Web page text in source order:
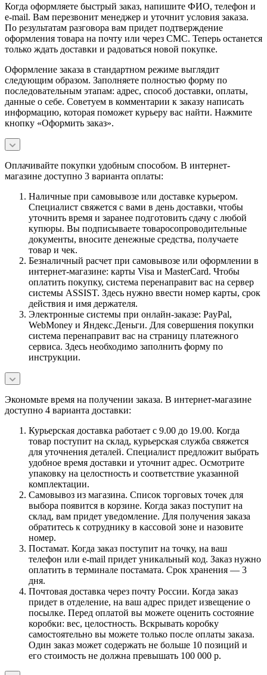
Когда оформляете быстрый заказ, напишите ФИО, телефон и
e-mail. Вам перезвонит менеджер и уточнит условия заказа.
По результатам разговора вам придет подтверждение
оформления товара на почту или через СМС. Теперь останется
только ждать доставки и радоваться новой покупке.
Оформление заказа в стандартном режиме выглядит
следующим образом. Заполняете полностью форму по
последовательным этапам: адрес, способ доставки, оплаты,
данные о себе. Советуем в комментарии к заказу написать
информацию, которая поможет курьеру вас найти. Нажмите
кнопку «Оформить заказ».
Оплачивайте покупки удобным способом. В интернет-
магазине доступно 3 варианта оплаты:
Наличные при самовывозе или доставке курьером.
Специалист свяжется с вами в день доставки, чтобы
уточнить время и заранее подготовить сдачу с любой
купюры. Вы подписываете товаросопроводительные
документы, вносите денежные средства, получаете
товар и чек.
Безналичный расчет при самовывозе или оформлении в
интернет-магазине: карты Visa и MasterCard. Чтобы
оплатить покупку, система перенаправит вас на сервер
системы ASSIST. Здесь нужно ввести номер карты, срок
действия и имя держателя.
Электронные системы при онлайн-заказе: PayPal,
WebMoney и Яндекс.Деньги. Для совершения покупки
система перенаправит вас на страницу платежного
сервиса. Здесь необходимо заполнить форму по
инструкции.
Экономьте время на получении заказа. В интернет-магазине
доступно 4 варианта доставки:
Курьерская доставка работает с 9.00 до 19.00. Когда
товар поступит на склад, курьерская служба свяжется
для уточнения деталей. Специалист предложит выбрать
удобное время доставки и уточнит адрес. Осмотрите
упаковку на целостность и соответствие указанной
комплектации.
Самовывоз из магазина. Список торговых точек для
выбора появится в корзине. Когда заказ поступит на
склад, вам придет уведомление. Для получения заказа
обратитесь к сотруднику в кассовой зоне и назовите
номер.
Постамат. Когда заказ поступит на точку, на ваш
телефон или e-mail придет уникальный код. Заказ нужно
оплатить в терминале постамата. Срок хранения — 3
дня.
Почтовая доставка через почту России. Когда заказ
придет в отделение, на ваш адрес придет извещение о
посылке. Перед оплатой вы можете оценить состояние
коробки: вес, целостность. Вскрывать коробку
самостоятельно вы можете только после оплаты заказа.
Один заказ может содержать не больше 10 позиций и
его стоимость не должна превышать 100 000 р.